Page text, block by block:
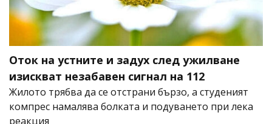
Оток на устните и задух след ужилване
изискват незабавен сигнал на 112
Жилото трябва да се отстрани бързо, а студеният
компрес намалява болката и подуването при лека
реакция